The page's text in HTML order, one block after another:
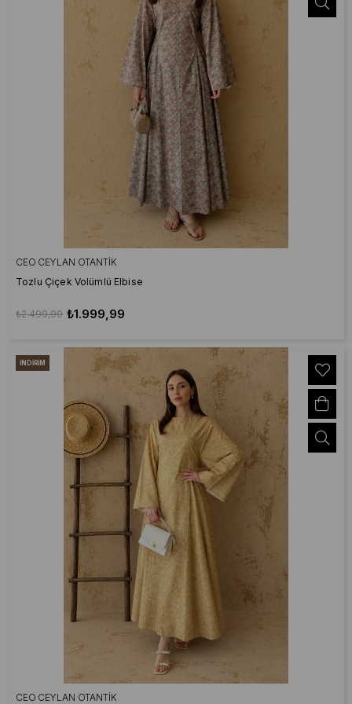
CEO CEYLAN OTANTIK
Tozlu Çiçek Volümlü Elbise
₺1.999,99
₺2.499,99
CEO CEYLAN OTANTIK
İNDIRIM